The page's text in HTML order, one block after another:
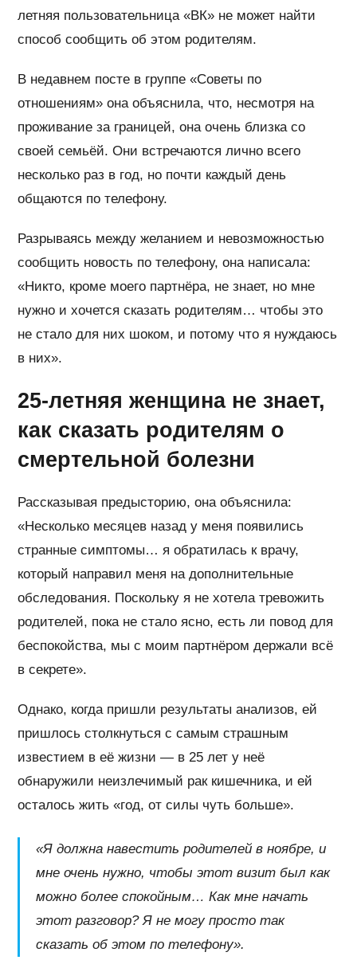
летняя пользовательница «ВК» не может найти
способ сообщить об этом родителям.
В недавнем посте в группе «Советы по
отношениям» она объяснила, что, несмотря на
проживание за границей, она очень близка со
своей семьёй. Они встречаются лично всего
несколько раз в год, но почти каждый день
общаются по телефону.
Разрываясь между желанием и невозможностью
сообщить новость по телефону, она написала:
«Никто, кроме моего партнёра, не знает, но мне
нужно и хочется сказать родителям… чтобы это
не стало для них шоком, и потому что я нуждаюсь
в них».
25-летняя женщина не знает,
как сказать родителям о
смертельной болезни
Рассказывая предысторию, она объяснила:
«Несколько месяцев назад у меня появились
странные симптомы… я обратилась к врачу,
который направил меня на дополнительные
обследования. Поскольку я не хотела тревожить
родителей, пока не стало ясно, есть ли повод для
беспокойства, мы с моим партнёром держали всё
в секрете».
Однако, когда пришли результаты анализов, ей
пришлось столкнуться с самым страшным
известием в её жизни — в 25 лет у неё
обнаружили неизлечимый рак кишечника, и ей
осталось жить «год, от силы чуть больше».
«Я должна навестить родителей в ноябре, и
мне очень нужно, чтобы этот визит был как
можно более спокойным… Как мне начать
этот разговор? Я не могу просто так
сказать об этом по телефону».